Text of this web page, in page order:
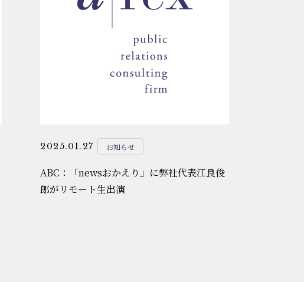
2025.01.27 お知らせ
ABC：「newsおかえり」に弊社代表江良俊
郎がリモート生出演